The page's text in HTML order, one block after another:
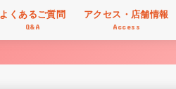
よくあるご質問
Q&A
アクセス・店舗情報
Access